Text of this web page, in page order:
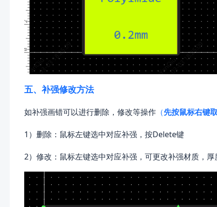
五、补强修改方法
如补强画错可以进行删除，修改等操作 （先按鼠标右键
1）删除：鼠标左键选中对应补强，按Delete键
2）修改：鼠标左键选中对应补强，可更改补强材质，